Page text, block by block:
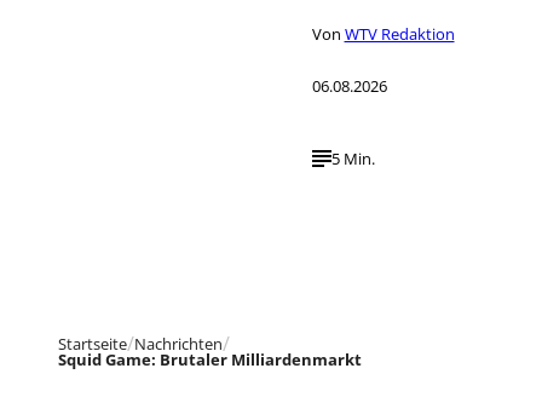
Von WTV Redaktion
06.08.2026
5 Min.
Startseite Nachrichten
Squid Game: Brutaler Milliardenmarkt